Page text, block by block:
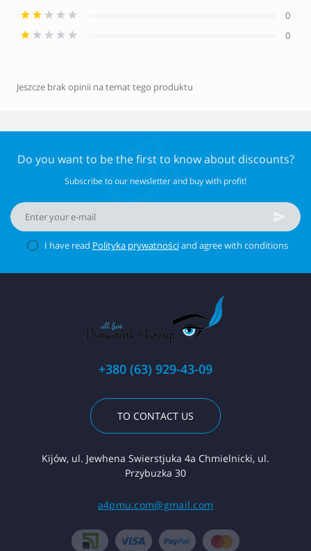
0
0
Jeszcze brak opinii na temat tego produktu
Do you want to be the first to know about discounts?
Subscribe to our newsletter and buy with profit!
I have read Polityka prywatnościand agree with conditions
+380 (63) 929-43-09
TO CONTACT US
Kijów, ul. Jewhena Swierstjuka 4a Chmielnicki, ul.
Przybuzka 30
a4pmu.com@gmail.com